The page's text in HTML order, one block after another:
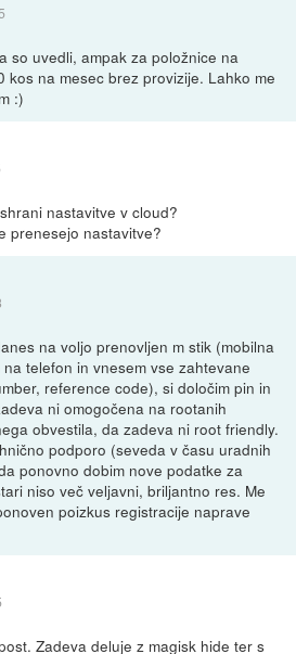
so uvedli, ampak za položnice na
kos na mesec brez provizije. Lahko me
:)
nastavitve v cloud?
prenesejo nastavitve?
na voljo prenovljen m stik (mobilna
telefon in vnesem vse zahtevane
reference code), si določim pin in
ni omogočena na rootanih
obvestila, da zadeva ni root friendly.
podporo (seveda v času uradnih
ponovno dobim nove podatke za
niso več veljavni, briljantno res. Me
poizkus registracije naprave
Zadeva deluje z magisk hide ter s